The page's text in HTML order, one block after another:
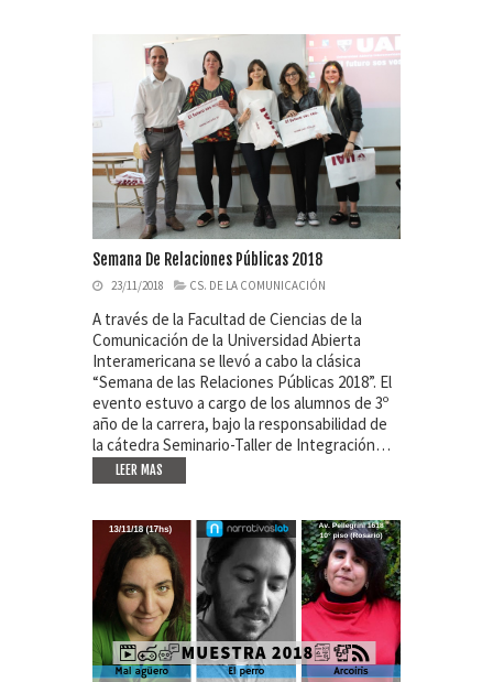
Semana De Relaciones Públicas 2018
23/11/2018 CS. DE LA COMUNICACIÓN
A través de la Facultad de Ciencias de la
Comunicación de la Universidad Abierta
Interamericana se llevó a cabo la clásica
“Semana de las Relaciones Públicas 2018”. El
evento estuvo a cargo de los alumnos de 3º
año de la carrera, bajo la responsabilidad de
la cátedra Seminario-Taller de Integración…
LEER MAS